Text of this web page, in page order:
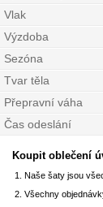
Vlak
Výzdoba
Sezóna
Tvar těla
Přepravní váha
Čas odeslání
Koupit oblečení
Naše šaty jsou
Všechny